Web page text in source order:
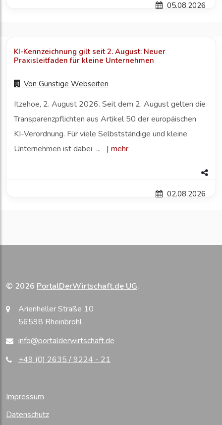
05.08.2026
KI-Kennzeichnung gilt seit 2. August: Neuer
Praxisleitfaden für kleine Unternehmen
Von Günstige Webseiten
Itzehoe, 2. August 2026. Seit dem 2. August gelten die
Transparenzpflichten aus Artikel 50 der europäischen
KI-Verordnung. Für viele Selbstständige und kleine
Unternehmen ist dabei ...
| mehr
02.08.2026
© 2026 PortalDerWirtschaft.de UG.
Arienheller Straße 10
56598 Rheinbrohl
info@portalderwirtschaft.de
+49 (0) 2635 / 9224 - 21
Impressum
Datenschutz